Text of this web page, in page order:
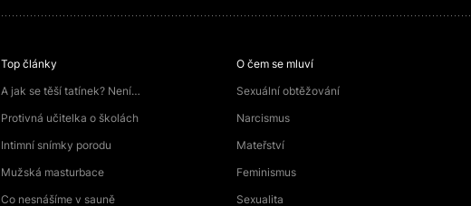
Top články
A jak se těší tatínek? Není…
Protivná učitelka o školách
Intimní snímky porodu
Mužská masturbace
Co nesnášíme v sauně
O čem se mluví
Sexuální obtěžování
Narcismus
Mateřství
Feminismus
Sexualita